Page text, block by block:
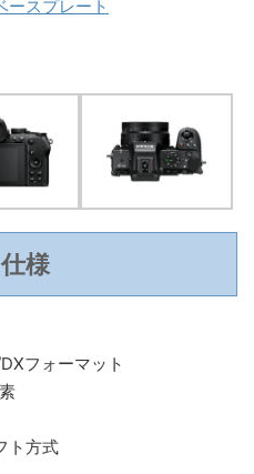
スプレート
様
フォーマット
ト方式